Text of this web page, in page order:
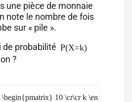
de 10 contenus offerts.
une pièce de monnaie
note le nombre de fois
sur « pile ».
de probabilité P(X=k)
?
\begin{pmatrix} 10 \cr\cr k